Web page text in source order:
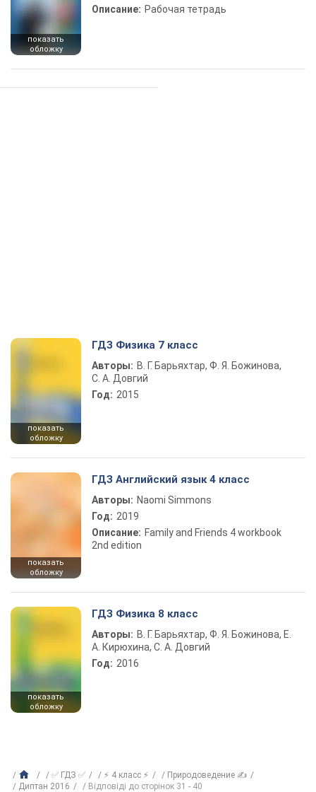
показать
обложку
Описание: Рабочая тетрадь
показать
обложку
ГДЗ Физика 7 класс
Авторы: В. Г. Барьяхтар, Ф. Я. Божинова,
С. А. Довгий
Год: 2015
показать
обложку
ГДЗ Английский язык 4 класс
Авторы: Naomi Simmons
Год: 2019
Описание: Family and Friends 4 workbook
2nd edition
показать
обложку
ГДЗ Физика 8 класс
Авторы: В. Г. Барьяхтар, Ф. Я. Божинова, Е.
А. Кирюхина, С. А. Довгий
Год: 2016
✅ ГДЗ ✅ ⚡ 4 класс ⚡
Природоведение ✍
Диптан 2016
Відповіді до сторінок 31 - 40